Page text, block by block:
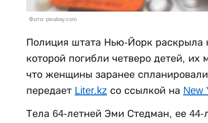
Фото: pixabay.com
Полиция штата Нью-Йорк раскрыла
которой погибли четверо детей,
что женщины заранее
передает Liter.kz со ссылкой на New
Тела 64-летней Эми Стедман, ее